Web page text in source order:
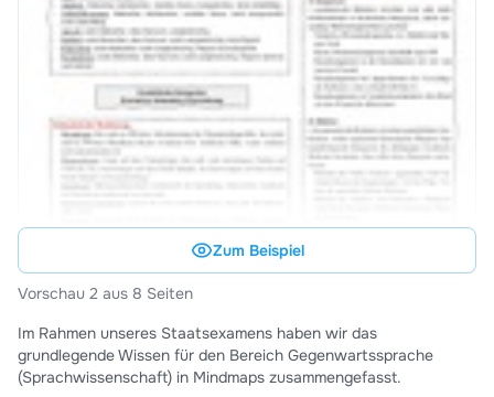
Zum Beispiel
Vorschau 2 aus 8 Seiten
Im Rahmen unseres Staatsexamens haben wir das
grundlegende Wissen für den Bereich Gegenwartssprache
(Sprachwissenschaft) in Mindmaps zusammengefasst.